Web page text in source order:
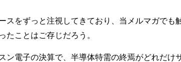
スをずっと注視してきており、当メルマガでも
たことはご存じだろう。
ン電子の決算で、半導体特需の終焉がどれだけ